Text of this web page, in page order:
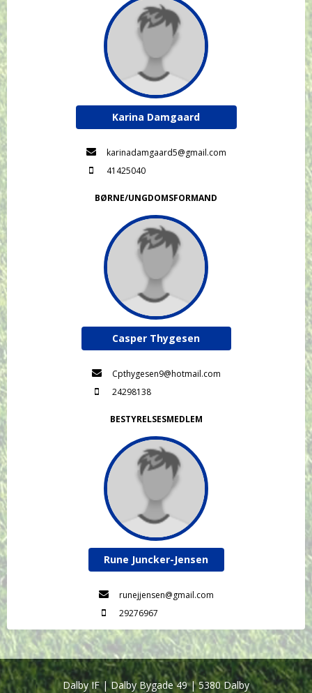
Karina Damgaard
karinadamgaard5@gmail.com
41425040
BØRNE/UNGDOMSFORMAND
Casper Thygesen
Cpthygesen9@hotmail.com
24298138
BESTYRELSESMEDLEM
Rune Juncker-Jensen
runejjensen@gmail.com
29276967
Dalby IF | Dalby Bygade 49 | 5380 Dalby